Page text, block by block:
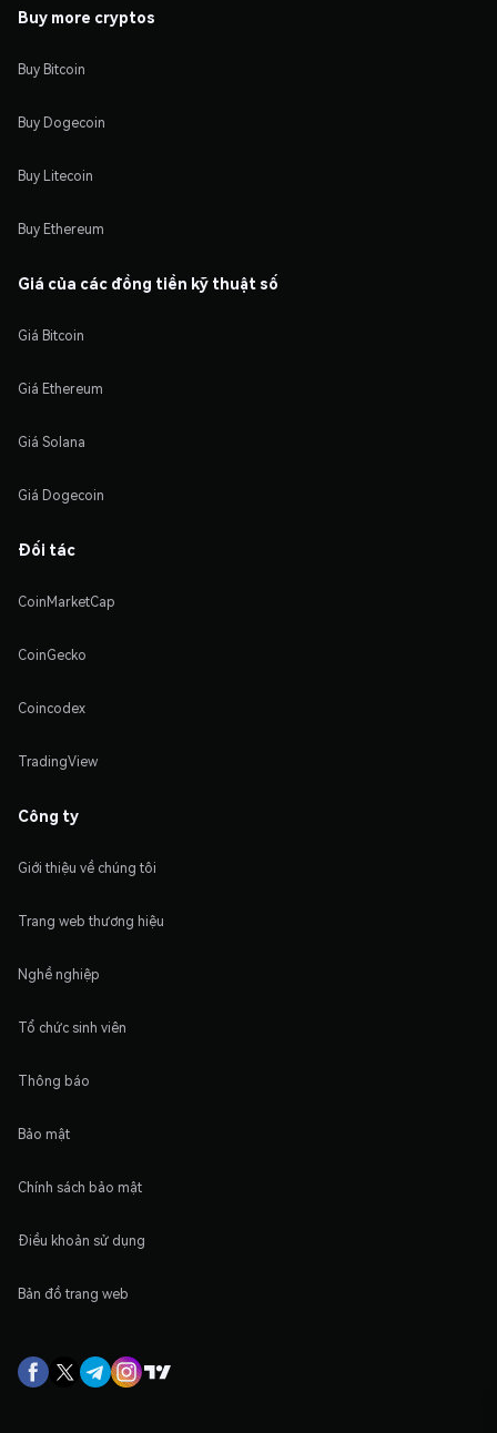
Buy more cryptos
Buy Bitcoin
Buy Dogecoin
Buy Litecoin
Buy Ethereum
Giá của các đồng tiền kỹ thuật số
Giá Bitcoin
Giá Ethereum
Giá Solana
Giá Dogecoin
Đối tác
CoinMarketCap
CoinGecko
Coincodex
TradingView
Công ty
Giới thiệu về chúng tôi
Trang web thương hiệu
Nghề nghiệp
Tổ chức sinh viên
Thông báo
Bảo mật
Chính sách bảo mật
Điều khoản sử dụng
Bản đồ trang web